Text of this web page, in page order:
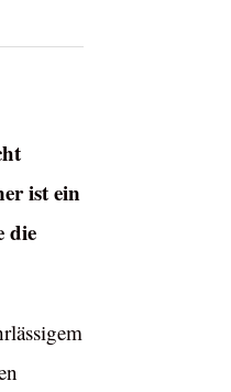
ist ein
die